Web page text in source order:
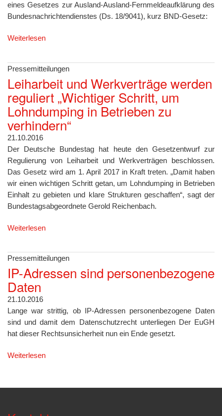
eines Gesetzes zur Ausland-Ausland-Fernmeldeaufklärung des
Bundesnachrichtendienstes (Ds. 18/9041), kurz BND-Gesetz:
Weiterlesen
Pressemitteilungen
Leiharbeit und Werkverträge werden
reguliert „Wichtiger Schritt, um
Lohndumping in Betrieben zu
verhindern“
21.10.2016
Der Deutsche Bundestag hat heute den Gesetzentwurf zur
Regulierung von Leiharbeit und Werkverträgen beschlossen.
Das Gesetz wird am 1. April 2017 in Kraft treten. „Damit haben
wir einen wichtigen Schritt getan, um Lohndumping in Betrieben
Einhalt zu gebieten und klare Strukturen geschaffen“, sagt der
Bundestagsabgeordnete Gerold Reichenbach.
Weiterlesen
Pressemitteilungen
IP-Adressen sind personenbezogene
Daten
21.10.2016
Lange war strittig, ob IP-Adressen personenbezogene Daten
sind und damit dem Datenschutzrecht unterliegen Der EuGH
hat dieser Rechtsunsicherheit nun ein Ende gesetzt.
Weiterlesen